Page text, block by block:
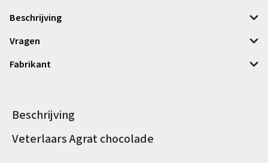
Beschrijving
Vragen
Fabrikant
Beschrijving
Productinformatie
Veterlaars Agrat chocolade